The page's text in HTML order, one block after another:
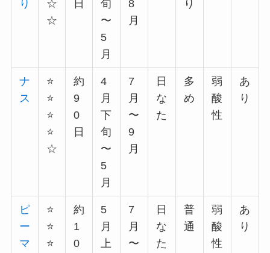
り
☆
☆
日
旬
〜
5
月
8
月
り
ナ
ス
⭐️
⭐️
⭐️
⭐️
☆
約
9
0
日
4
月
下
旬
〜
5
月
7
月
〜
9
月
日
な
た
多
め
弱
酸
性
あ
り
ピ
ー
マ
⭐️
⭐️
⭐️
約
1
0
5
月
上
7
月
〜
日
な
た
普
通
弱
酸
性
あ
り